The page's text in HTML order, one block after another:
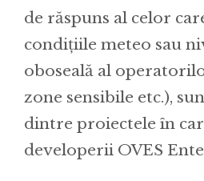
de răspuns al celor
condițiile meteo sau
oboseală al
zone sensibile etc.),
dintre proiectele în
developerii OVES